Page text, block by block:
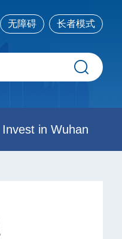
无障碍 长者模式
Invest in Wuhan